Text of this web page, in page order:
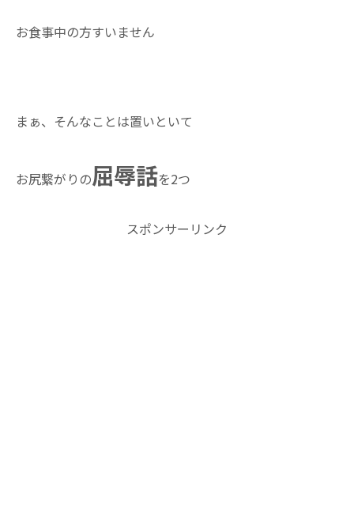
お食事中の方すいません
まぁ、そんなことは置いといて
お尻繋がりの屈辱話を2つ
スポンサーリンク